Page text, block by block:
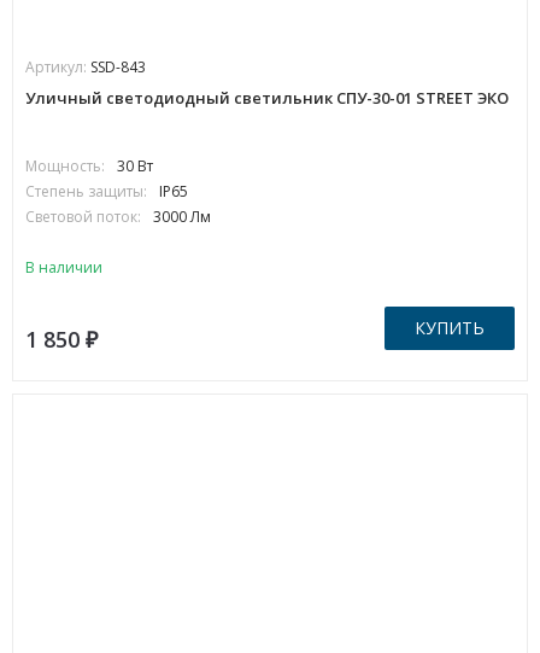
Артикул: SSD-843
Уличный светодиодный светильник СПУ-30-01 STREET ЭКО
Мощность:
30 Вт
Степень защиты:
IP65
Световой поток:
3000 Лм
В наличии
1 850 ₽ КУПИТЬ